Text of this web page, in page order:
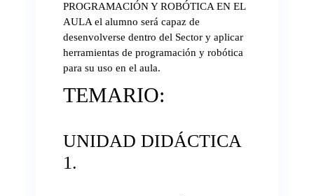
PROGRAMACIÓN Y ROBÓTICA EN EL
AULA el alumno será capaz de
desenvolverse dentro del Sector y aplicar
herramientas de programación y robótica
para su uso en el aula.
TEMARIO:
UNIDAD DIDÁCTICA
1.